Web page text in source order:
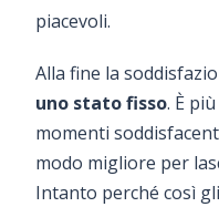
piacevoli.
Alla fine la
uno stato fisso. È
momenti
modo migliore per
Intanto perché così